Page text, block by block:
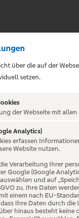
über die auf der
setzen.
der Webseite mit
Analytics)
erfassen
Website nutzen.
Verarbeitung Ihrer
Google (Google
und auf
zu. Ihre Daten
einem nach EU-
Ihre Daten durch
hinaus besteht keine